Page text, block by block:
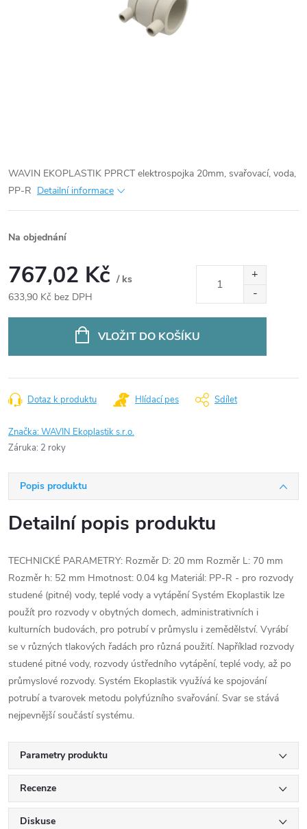
WAVIN EKOPLASTIK PPRCT elektrospojka 20mm, svařovací, voda,
PP-R Detailní informace
Na objednání
767,02 Kč / ks
633,90 Kč bez DPH
VLOŽIT DO KOŠÍKU
Dotaz k produktu Hlídací pes Sdílet
Značka:WAVIN Ekoplastik s.r.o.
Záruka: 2 roky
Popis produktu
Detailní popis produktu
TECHNICKÉ PARAMETRY: Rozměr D: 20 mm Rozměr L: 70 mm
Rozměr h: 52 mm Hmotnost: 0.04 kg Materiál: PP-R - pro rozvody
studené (pitné) vody, teplé vody a vytápění Systém Ekoplastik lze
použít pro rozvody v obytných domech, administrativních i
kulturních budovách, pro potrubí v průmyslu i zemědělství. Vyrábí
se v různých tlakových řadách pro různá použití. Například rozvody
studené pitné vody, rozvody ústředního vytápění, teplé vody, až po
průmyslové rozvody. Systém Ekoplastik využívá ke spojování
potrubí a tvarovek metodu polyfúzního svařování. Svar se stává
nejpevnější součástí systému.
Parametry produktu
Recenze
Diskuse